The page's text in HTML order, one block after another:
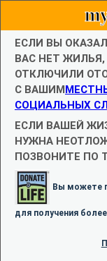
ЕСЛИ ВЫ
ВАС НЕТ
ОТКЛЮЧИЛИ
С ВАШИМ
СОЦИАЛЬНЫХ
ЕСЛИ ВАШЕЙ
НУЖНА
ПОЗВОНИТЕ ПО
Вы можете
для получения